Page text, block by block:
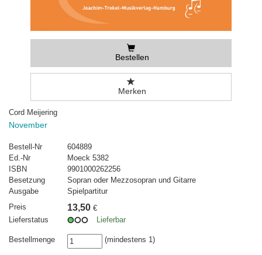
Bestellen
Merken
Cord Meijering
November
Bestell-Nr
604889
Ed.-Nr
Moeck 5382
ISBN
9901000262256
Besetzung
Sopran oder Mezzosopran und Gitarre
Ausgabe
Spielpartitur
Preis
13,50 €
Lieferstatus
Lieferbar
Bestellmenge (mindestens 1)